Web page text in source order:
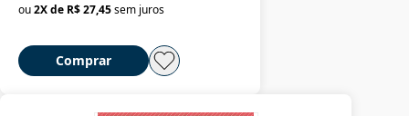
ou2X de R$ 27,45sem juros
Comprar